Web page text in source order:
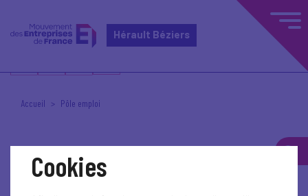
Hérault Béziers
Accueil Pôle emploi
Pôle emploi
Cookies